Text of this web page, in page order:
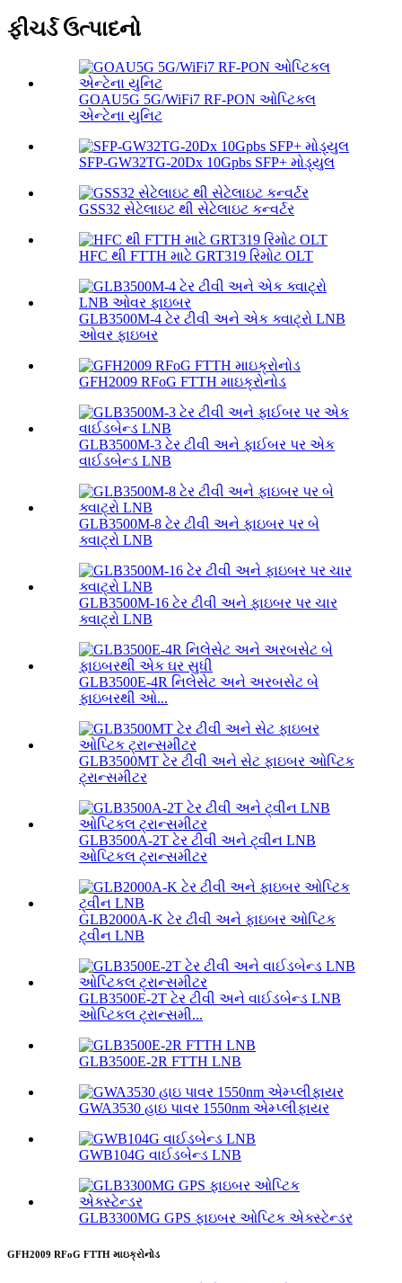
ફીચર્ડ ઉત્પાદનો
GOAU5G 5G/WiFi7 RF-PON ઓપ્ટિકલ
એન્ટેના યુનિટ
SFP-GW32TG-20Dx 10Gpbs SFP+ મોડ્યુલ
GSS32 સેટેલાઇટ થી સેટેલાઇટ કન્વર્ટર
HFC થી FTTH માટે GRT319 રિમોટ OLT
GLB3500M-4 ટેર ટીવી અને એક ક્વાટ્રો LNB
ઓવર ફાઇબર
GFH2009 RFoG FTTH માઇક્રોનોડ
GLB3500M-3 ટેર ટીવી અને ફાઈબર પર એક
વાઈડબેન્ડ LNB
GLB3500M-8 ટેર ટીવી અને ફાઇબર પર બે
ક્વાટ્રો LNB
GLB3500M-16 ટેર ટીવી અને ફાઇબર પર ચાર
ક્વાટ્રો LNB
GLB3500E-4R નિલેસેટ અને અરબસેટ બે
ફાઇબરથી ઓ...
GLB3500MT ટેર ટીવી અને સેટ ફાઇબર ઓપ્ટિક
ટ્રાન્સમીટર
GLB3500A-2T ટેર ટીવી અને ટ્વીન LNB
ઓપ્ટિકલ ટ્રાન્સમીટર
GLB2000A-K ટેર ટીવી અને ફાઇબર ઓપ્ટિક
ટ્વીન LNB
GLB3500E-2T ટેર ટીવી અને વાઈડબેન્ડ LNB
ઓપ્ટિકલ ટ્રાન્સમી...
GLB3500E-2R FTTH LNB
GWA3530 હાઇ પાવર 1550nm એમ્પ્લીફાયર
GWB104G વાઈડબેન્ડ LNB
GLB3300MG GPS ફાઇબર ઓપ્ટિક એક્સ્ટેન્ડર
GFH2009 RFoG FTTH માઇક્રોનોડ